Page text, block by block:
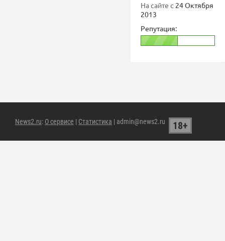
На сайте с 24 Октября
2013
Репутация:
News2.ru: О сервисе | Статистика | admin@news2.ru 18+